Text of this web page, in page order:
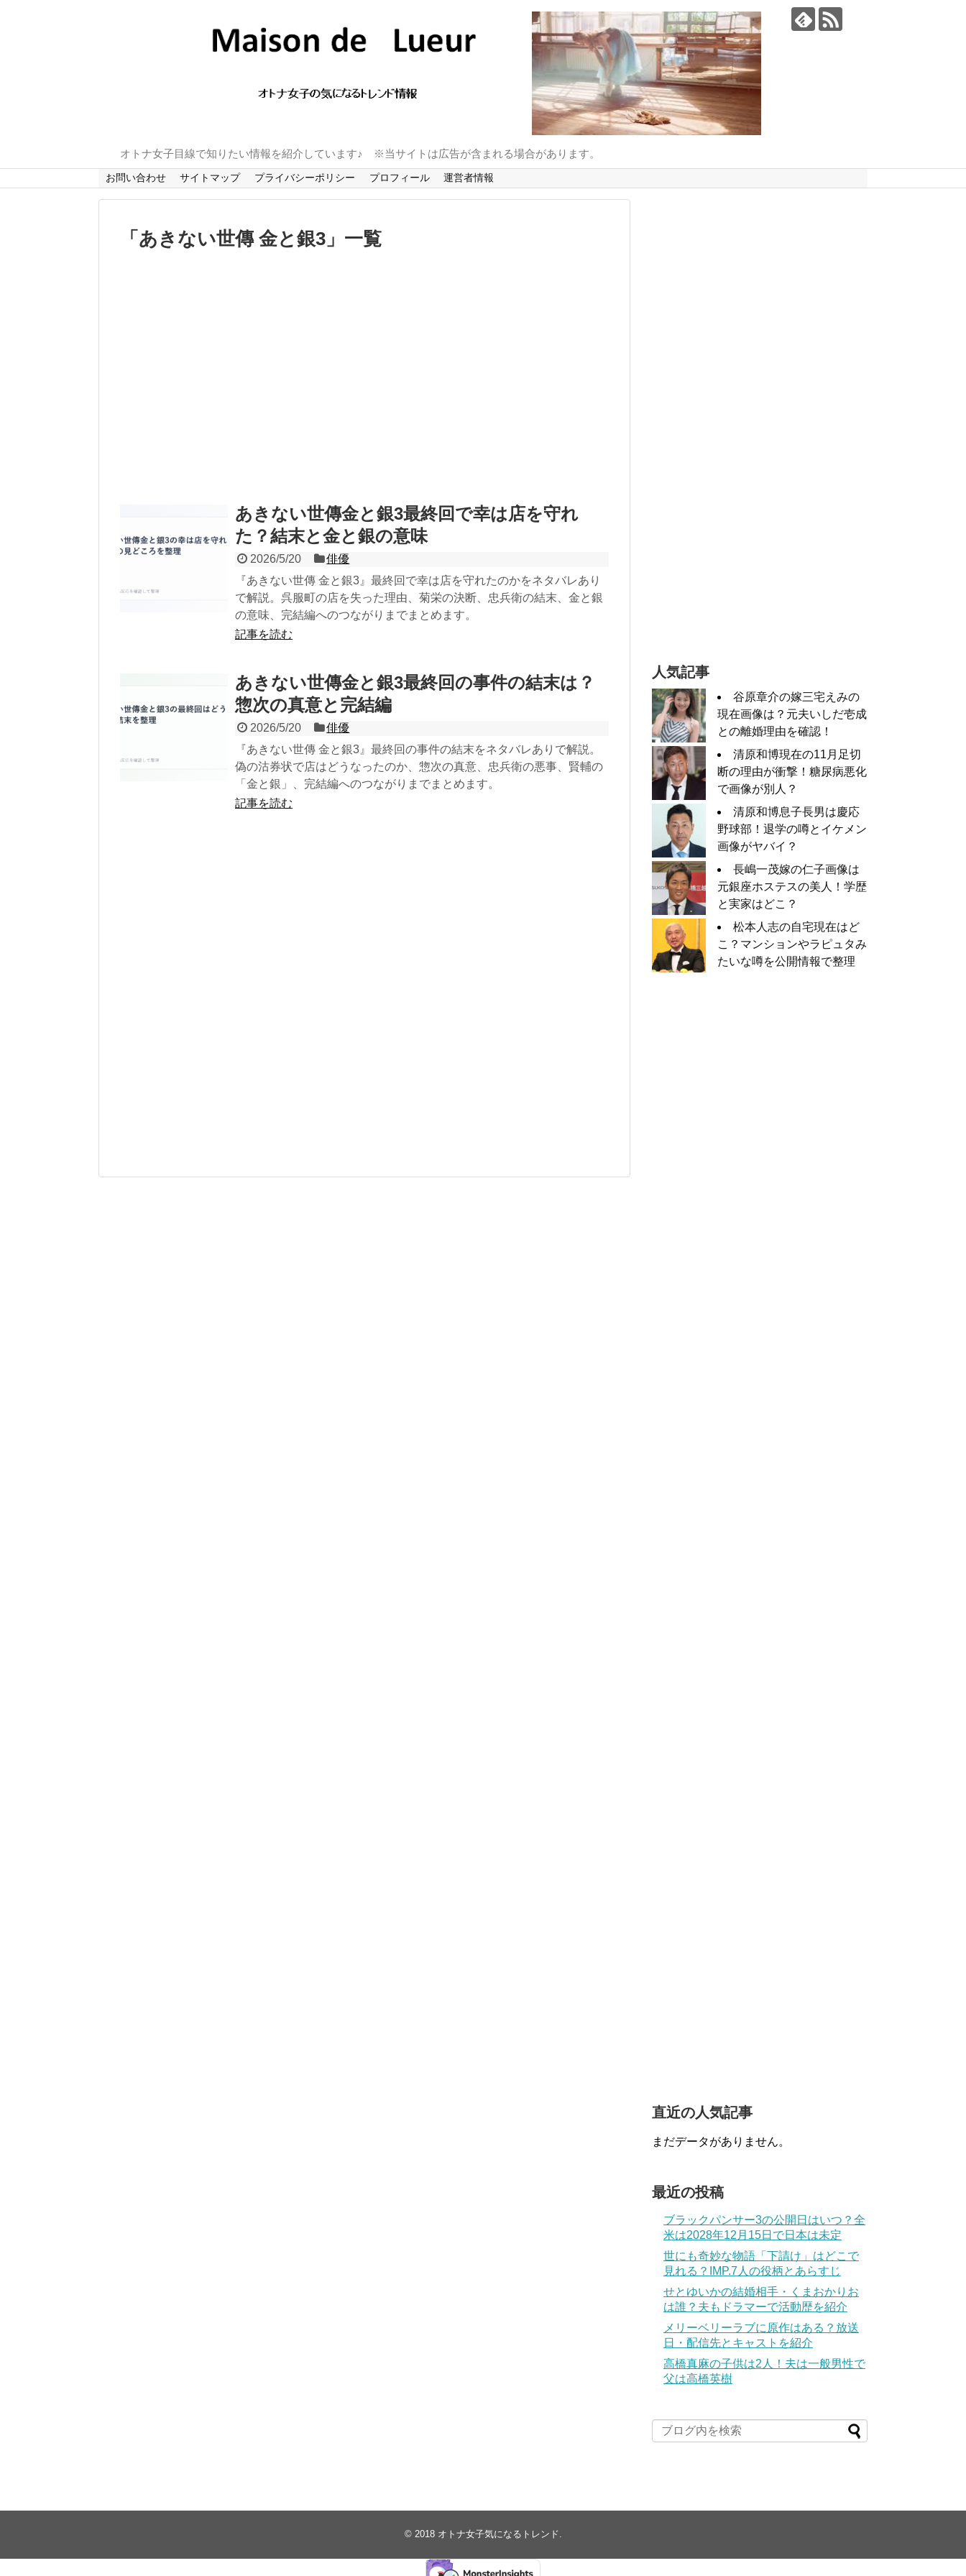
オトナ女子目線で知りたい情報を紹介しています♪ ※当サイトは広告が含まれる場合があります。
お問い合わせ サイトマップ プライバシーポリシー プロフィール 運営者情報
「 あきない世傳 金と銀3 」 一覧
あきない世傳金と銀3最終回で幸は店を守れ
た？結末と金と銀の意味
2026/5/20
俳優
『あきない世傳 金と銀3』最終回で幸は店を守れたのかをネタバレあり
で解説。呉服町の店を失った理由、菊栄の決断、忠兵衛の結末、金と銀
の意味、完結編へのつながりまでまとめます。
記事を読む
あきない世傳金と銀3最終回の事件の結末は？
惣次の真意と完結編
2026/5/20
俳優
『あきない世傳 金と銀3』最終回の事件の結末をネタバレありで解説。
偽の沽券状で店はどうなったのか、惣次の真意、忠兵衛の悪事、賢輔の
「金と銀」、完結編へのつながりまでまとめます。
記事を読む
人気記事
谷原章介の嫁三宅えみの
現在画像は？元夫いしだ壱成
との離婚理由を確認！
清原和博現在の11月足切
断の理由が衝撃！糖尿病悪化
で画像が別人？
清原和博息子長男は慶応
野球部！退学の噂とイケメン
画像がヤバイ？
長嶋一茂嫁の仁子画像は
元銀座ホステスの美人！学歴
と実家はどこ？
松本人志の自宅現在はど
こ？マンションやラピュタみ
たいな噂を公開情報で整理
直近の人気記事
まだデータがありません。
最近の投稿
ブラックパンサー3の公開日はいつ？全
米は2028年12月15日で日本は未定
世にも奇妙な物語「下請け」はどこで
見れる？IMP.7人の役柄とあらすじ
せとゆいかの結婚相手・くまおかりお
は誰？夫もドラマーで活動歴を紹介
メリーベリーラブに原作はある？放送
日・配信先とキャストを紹介
高橋真麻の子供は2人！夫は一般男性で
父は高橋英樹
© 2018 オトナ女子気になるトレンド.